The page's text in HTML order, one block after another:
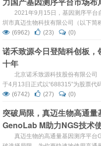
2021年9月15日，基因测序平
圳市真迈生物科技有限公司（以下简
成总金额4.1亿元人民币的B+轮融资
珂玺资本、叱石资本等老股东继续跟
要用于真迈生物自主基因测序平台的
械资质申报以及新产品的研发升级。
(6962) (23) (0)
诺禾致源今日登陆科创板，
十年
北京诺禾致源科技股份有限公司
于4月13日正式以“688315”为股票代
正式迈进金融资本市场，开启新的发
报28.00元/股，涨幅119.44%，公司
9时...
(6742) (27) (0)
突破局限，真迈生物高通量
GenoLab M助力NGS技术
真迈生物的高通量基因测序平台